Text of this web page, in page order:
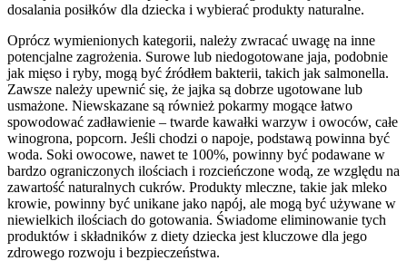
dosalania posiłków dla dziecka i wybierać produkty naturalne.
Oprócz wymienionych kategorii, należy zwracać uwagę na inne
potencjalne zagrożenia. Surowe lub niedogotowane jaja, podobnie
jak mięso i ryby, mogą być źródłem bakterii, takich jak salmonella.
Zawsze należy upewnić się, że jajka są dobrze ugotowane lub
usmażone. Niewskazane są również pokarmy mogące łatwo
spowodować zadławienie – twarde kawałki warzyw i owoców, całe
winogrona, popcorn. Jeśli chodzi o napoje, podstawą powinna być
woda. Soki owocowe, nawet te 100%, powinny być podawane w
bardzo ograniczonych ilościach i rozcieńczone wodą, ze względu na
zawartość naturalnych cukrów. Produkty mleczne, takie jak mleko
krowie, powinny być unikane jako napój, ale mogą być używane w
niewielkich ilościach do gotowania. Świadome eliminowanie tych
produktów i składników z diety dziecka jest kluczowe dla jego
zdrowego rozwoju i bezpieczeństwa.